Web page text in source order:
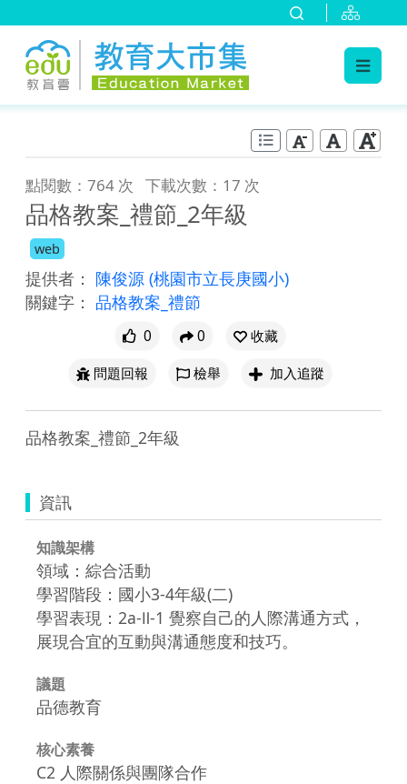
點閱數：764 次 下載次數：17 次
品格教案_禮節_2年級
web
提供者： 陳俊源 (桃園市立長庚國小)
關鍵字： 品格教案_禮節
0 0
收藏
問題回報
檢舉 加入追蹤
品格教案_禮節_2年級
資訊
知識架構
領域：綜合活動
學習階段：國小3-4年級(二)
學習表現：2a-Ⅱ-1 覺察自己的人際溝通方式，
展現合宜的互動與溝通態度和技巧。
議題
品德教育
核心素養
C2 人際關係與團隊合作